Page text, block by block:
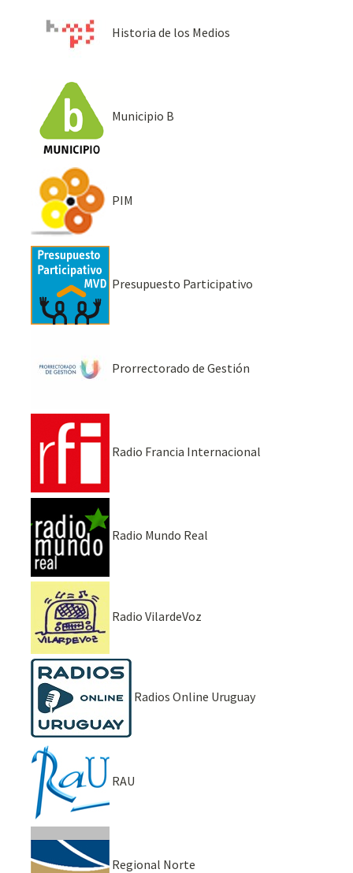
Historia de los Medios
Municipio B
PIM
Presupuesto Participativo
Prorrectorado de Gestión
Radio Francia Internacional
Radio Mundo Real
Radio VilardeVoz
Radios Online Uruguay
RAU
Regional Norte